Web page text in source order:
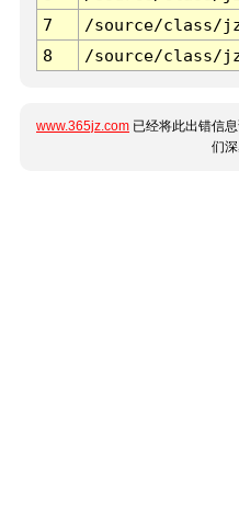
7
/source/class/
8
/source/class/
www.365jz.com 已经将此出错信
们